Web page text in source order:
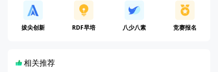
拔尖创新 RDF早培 八少八素 竞赛报名
相关推荐